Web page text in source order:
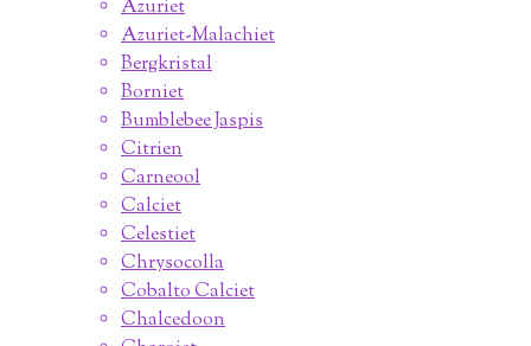
Azuriet
Azuriet-Malachiet
Bergkristal
Borniet
Bumblebee Jaspis
Citrien
Carneool
Calciet
Celestiet
Chrysocolla
Cobalto Calciet
Chalcedoon